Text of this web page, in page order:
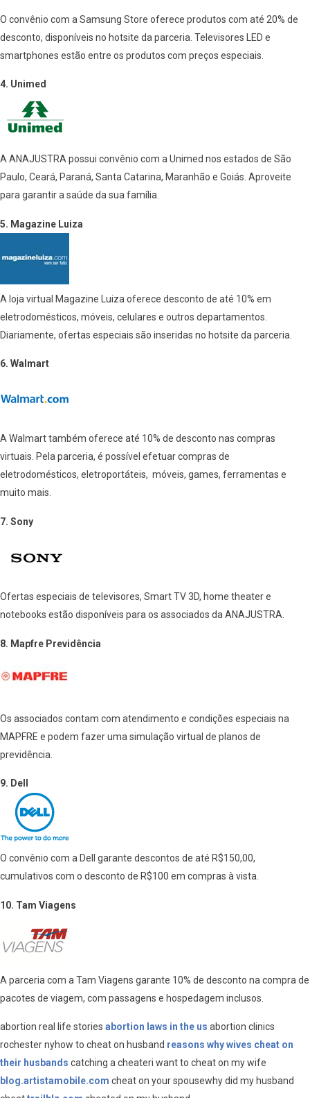
O convênio com a Samsung Store oferece produtos com até 20% de
desconto, disponíveis no hotsite da parceria. Televisores LED e
smartphones estão entre os produtos com preços especiais.
4. Unimed
A ANAJUSTRA possui convênio com a Unimed nos estados de São
Paulo, Ceará, Paraná, Santa Catarina, Maranhão e Goiás. Aproveite
para garantir a saúde da sua família.
5. Magazine Luiza
A loja virtual Magazine Luiza oferece desconto de até 10% em
eletrodomésticos, móveis, celulares e outros departamentos.
Diariamente, ofertas especiais são inseridas no hotsite da parceria.
6. Walmart
A Walmart também oferece até 10% de desconto nas compras
virtuais. Pela parceria, é possível efetuar compras de
eletrodomésticos, eletroportáteis, móveis, games, ferramentas e
muito mais.
7. Sony
Ofertas especiais de televisores, Smart TV 3D, home theater e
notebooks estão disponíveis para os associados da ANAJUSTRA.
8. Mapfre Previdência
Os associados contam com atendimento e condições especiais na
MAPFRE e podem fazer uma simulação virtual de planos de
previdência.
9. Dell
O convênio com a Dell garante descontos de até R$150,00,
cumulativos com o desconto de R$100 em compras à vista.
10. Tam Viagens
A parceria com a Tam Viagens garante 10% de desconto na compra de
pacotes de viagem, com passagens e hospedagem inclusos.
abortion real life stories abortion laws in the us abortion clinics
rochester nyhow to cheat on husband reasons why wives cheat on
their husbands catching a cheateri want to cheat on my wife
blog.artistamobile.com cheat on your spousewhy did my husband